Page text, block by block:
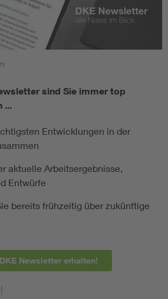
sind Sie immer top
...
Entwicklungen in der
aktuelle Arbeitsergebnisse,
Entwürfe
bereits frühzeitig über zukünftige
Newsletter erhalten!